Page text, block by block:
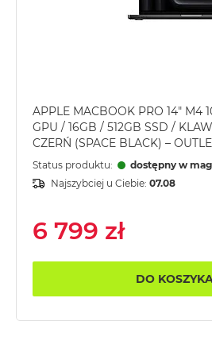
Pro
Srebrny
Według
pamięci
RAM
Pro
RAM
16GB
APPLE MACBOOK PRO 14" M4
GPU / 16GB / 512GB SSD /
CZERŃ (SPACE BLACK) –
Status produktu:
dostępny w
Najszybciej u Ciebie: 07.08
6 799 zł
DO